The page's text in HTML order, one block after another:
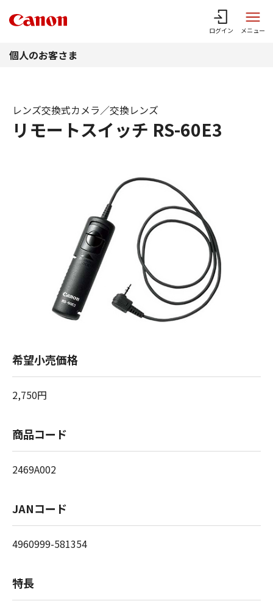
ログイン メニュー
個人のお客さま
リモートスイッチ RS-60E3
レンズ交換式カメラ／交換レンズ
希望小売価格
2,750円
商品コード
2469A002
JANコード
4960999-581354
特長